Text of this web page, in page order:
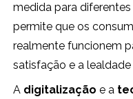
medida para
permite que os
realmente funcionem
satisfação e a lealdade
A digitalização e a